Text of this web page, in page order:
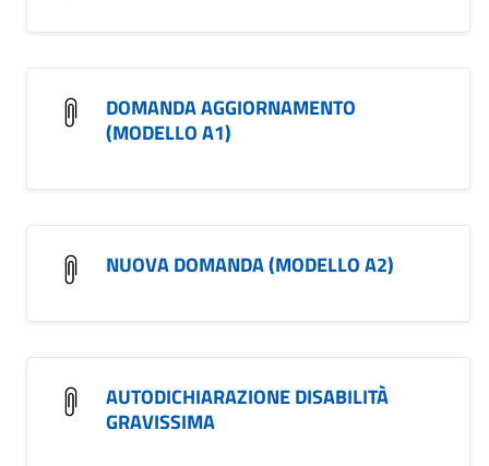
DOMANDA AGGIORNAMENTO
(MODELLO A1)
NUOVA DOMANDA (MODELLO A2)
AUTODICHIARAZIONE DISABILITÀ
GRAVISSIMA